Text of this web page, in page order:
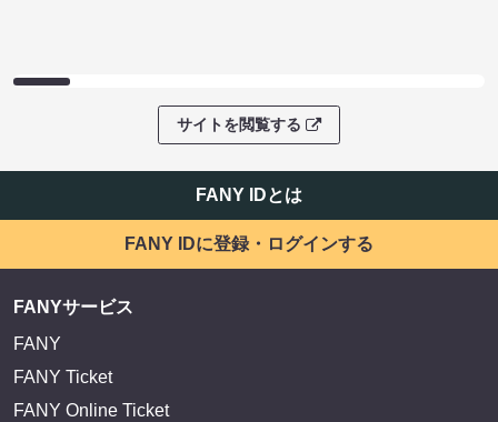
サイトを閲覧する
FANY IDとは
FANY IDに登録・ログインする
FANYサービス
FANY
FANY Ticket
FANY Online Ticket